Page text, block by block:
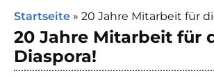
Startseite » 20 Jahre Mitarbeit für
20 Jahre Mitarbeit für
Diaspora!